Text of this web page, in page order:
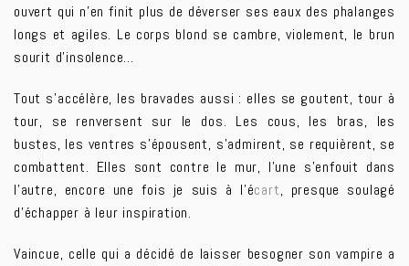
ouvert qui n’en finit plus de déverser ses eaux des phalanges
longs et agiles. Le corps blond se cambre, violement, le brun
sourit d’insolence…
Tout s’accélère, les bravades aussi : elles se goutent, tour à
tour, se renversent sur le dos. Les cous, les bras, les
bustes, les ventres s’épousent, s’admirent, se requièrent, se
combattent. Elles sont contre le mur, l’une s’enfouit dans
l’autre, encore une fois je suis à l’écart, presque soulagé
d’échapper à leur inspiration.
Vaincue, celle qui a décidé de laisser besogner son vampire a